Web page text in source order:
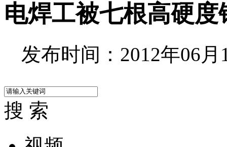
电焊工被七根高硬
发布时间：2012年06月
搜 索